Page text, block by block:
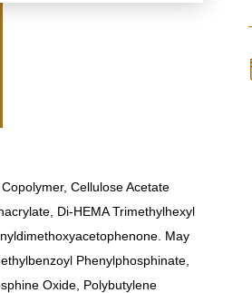
Cellulose Acetate
Di-HEMA Trimethylhexyl
May
Phenylphosphinate,
Oxide, Polybutylene